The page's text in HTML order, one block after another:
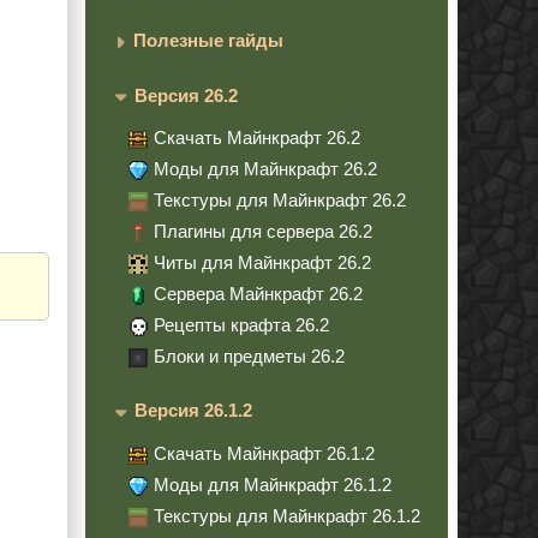
Полезные гайды
Версия 26.2
Скачать Майнкрафт 26.2
Моды для Майнкрафт 26.2
Текстуры для Майнкрафт 26.2
Плагины для сервера 26.2
Читы для Майнкрафт 26.2
Сервера Майнкрафт 26.2
Рецепты крафта 26.2
Блоки и предметы 26.2
Версия 26.1.2
Скачать Майнкрафт 26.1.2
Моды для Майнкрафт 26.1.2
Текстуры для Майнкрафт 26.1.2